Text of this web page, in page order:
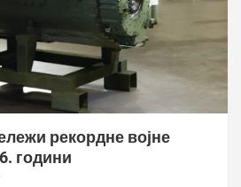
рекордне војне
години